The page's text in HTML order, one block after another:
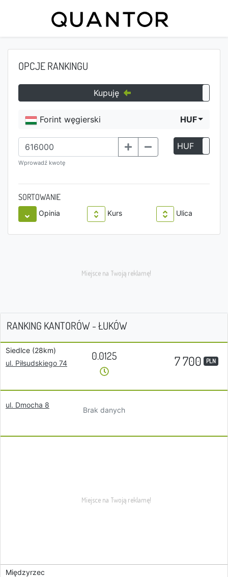
OPCJE RANKINGU
Kupuję
Forint węgierski HUF
Wprowadź kwotę
HUF
SORTOWANIE
Opinia Kurs Ulica
RANKING KANTORÓW - ŁUKÓW
Siedlce (28km)
ul. Piłsudskiego 74
0.0125 7 700 PLN
ul. Dmocha 8
Brak danych
Międzyrzec